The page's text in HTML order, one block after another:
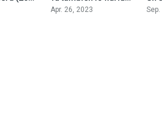
Apr. 26, 2023